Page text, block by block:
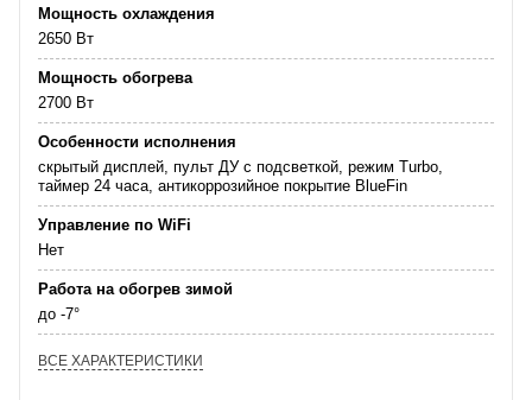
Мощность охлаждения
2650 Вт
Мощность обогрева
2700 Вт
Особенности исполнения
скрытый дисплей, пульт ДУ с подсветкой, режим Turbo,
таймер 24 часа, антикоррозийное покрытие BlueFin
Управление по WiFi
Нет
Работа на обогрев зимой
до -7°
ВСЕ ХАРАКТЕРИСТИКИ